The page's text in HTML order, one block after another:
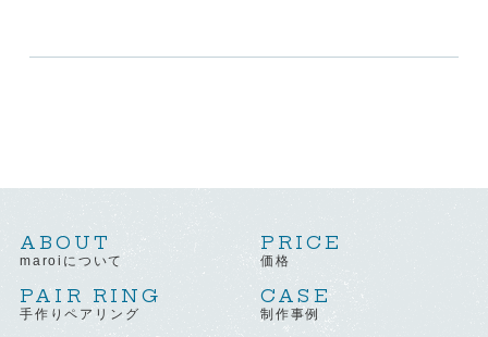
ABOUT
maroiについて
PAIR RING
手作りペアリング
PRICE
価格
CASE
制作事例